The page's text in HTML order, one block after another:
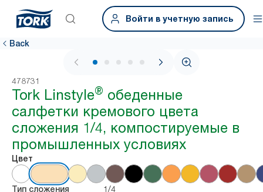
Войти в учетную запись
Back
1 / 5
478731
Tork Linstyle® обеденные
салфетки кремового цвета
сложения 1/4, компостируемые в
промышленных условиях
Цвет
Тип сложения 1/4